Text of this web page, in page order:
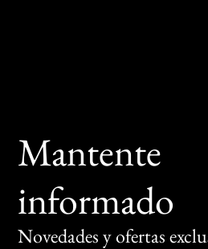
Mantente
informado
Novedades y ofertas